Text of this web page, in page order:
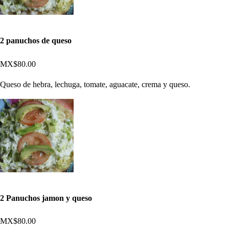
2 panuchos de queso
MX$80.00
Queso de hebra, lechuga, tomate, aguacate, crema y queso.
2 Panuchos jamon y queso
MX$80.00